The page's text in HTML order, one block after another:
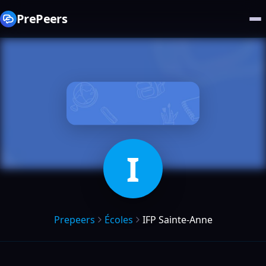
PrePeers
I
Prepeers Écoles IFP Sainte-Anne